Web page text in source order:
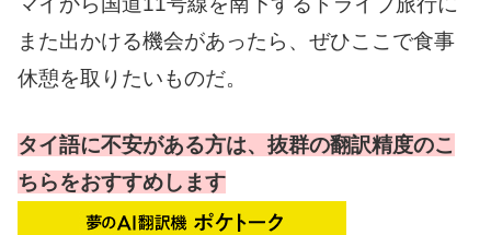
また出かける機会があったら、ぜひここで食事
休憩を取りたいものだ。
タイ語に不安がある方は、抜群の翻訳精度のこ
ちらをおすすめします